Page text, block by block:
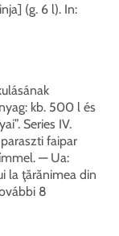
(g. 6 l). In:
kb. 500 l és
Series IV.
faipar
— Ua:
la ţărănimea din
8